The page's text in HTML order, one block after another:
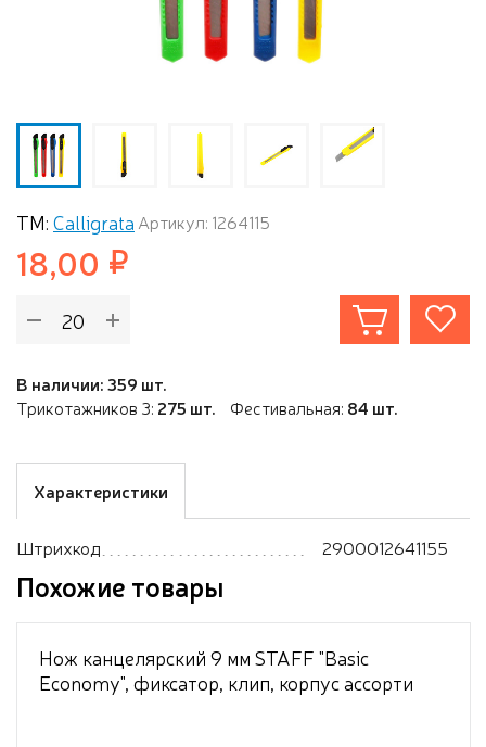
ТМ: Calligrata Артикул: 1264115
18,00
В наличии: 359 шт.
Трикотажников 3: 275 шт. Фестивальная: 84 шт.
Характеристики
Штрихкод 2900012641155
Похожие товары
Нож канцелярский 9 мм STAFF "Basic
Economy", фиксатор, клип, корпус ассорти